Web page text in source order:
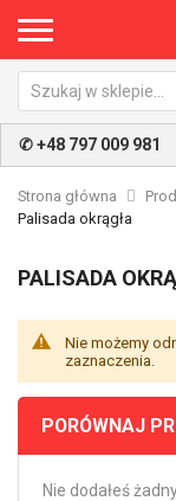
✆ +48 797 009 981
Strona główna
Palisada okrągła
PALISADA
Nie możemy
zaznaczenia.
PORÓWNAJ
Nie dodałeś